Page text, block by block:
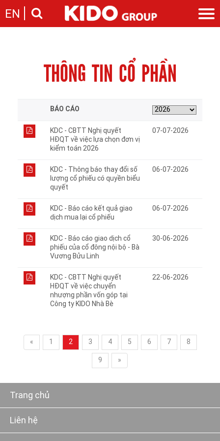
EN
Chặng đường
Cam kết của KIDO
Ngành dầu
Thông cáo báo chí của tập đoàn
Thông điệp
Ban điều hành
Báo cáo
Thông tin cổ phần
Các công ty thành viên
Liên hệ
Nghề nghiệp
Giới thiệu
THÔNG TIN CỔ PHẦN
BÁO CÁO
KDC - CBTT Nghị quyết
HĐQT về việc lựa chọn đơn vị
kiểm toán 2026
07-07-2026
KDC - Thông báo thay đổi số
lượng cổ phiếu có quyền biểu
quyết
06-07-2026
KDC - Báo cáo kết quả giao
dịch mua lại cổ phiếu
06-07-2026
KDC - Báo cáo giao dịch cổ
phiếu của cổ đông nội bộ - Bà
Vương Bửu Linh
30-06-2026
KDC - CBTT Nghị quyết
HĐQT về việc chuyển
nhượng phần vốn góp tại
Công ty KIDO Nhà Bè
22-06-2026
« 1 2 3 4 5 6 7 8
9 »
Trang chủ
Liên hệ